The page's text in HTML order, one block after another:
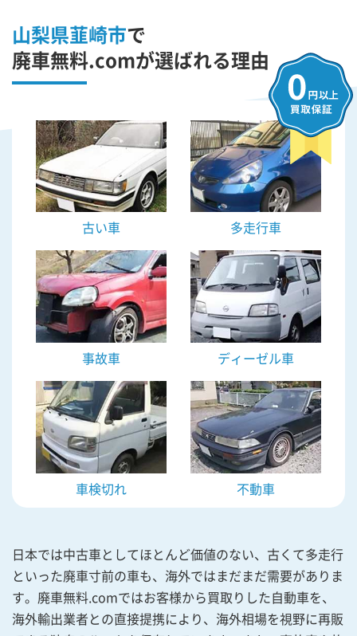
山梨県韮崎市で
廃車無料.comが選ばれる理由
古い車 多走行車
事故車 ディーゼル車
車検切れ 不動車
日本では中古車としてほとんど価値のない、古くて多走行
といった廃車寸前の車も、海外ではまだまだ需要がありま
す。廃車無料.comではお客様から買取りした自動車を、
海外輸出業者との直接提携により、海外相場を視野に再販